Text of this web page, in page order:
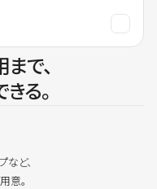
で、
る。
ど、
意。